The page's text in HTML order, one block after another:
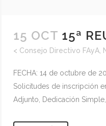
15 OCT 15ª
< Consejo Directivo FAyA
FECHA: 14 de octubre de
Solicitudes de inscripción
Adjunto, Dedicación Simple,...